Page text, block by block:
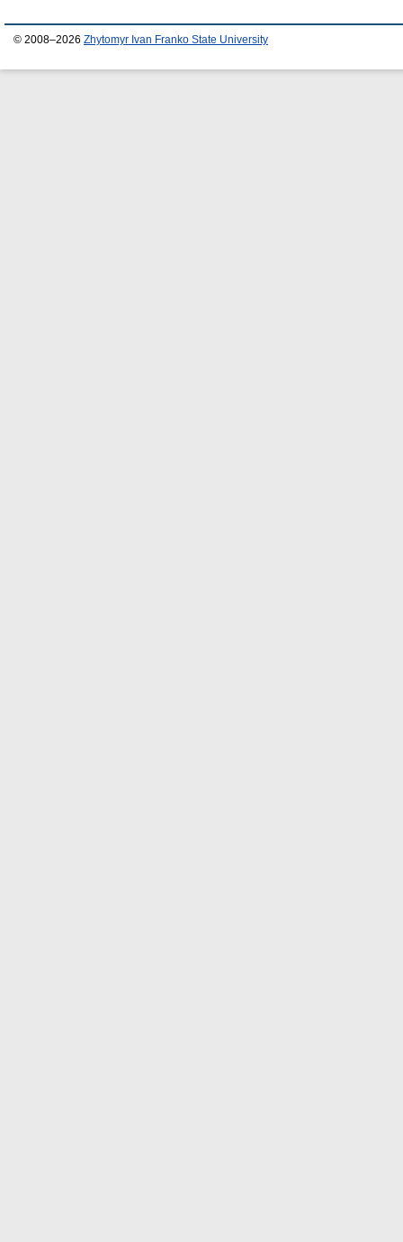
© 2008–2026 Zhytomyr Ivan Franko State University